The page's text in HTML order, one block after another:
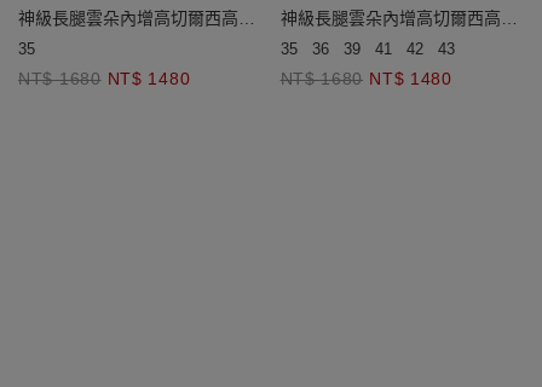
神級長腿雲朵內增高切爾西高跟
短靴
35
NT$ 1680 NT$ 1480
神級長腿雲朵內增高切爾西高跟
短靴
35 36 39 41 42 43
NT$ 1680 NT$ 1480